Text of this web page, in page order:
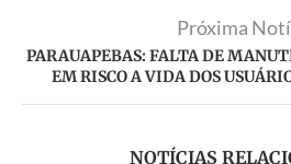
Próxima
PARAUAPEBAS: FALTA DE
EM RISCO A VIDA DOS
NOTÍCIAS